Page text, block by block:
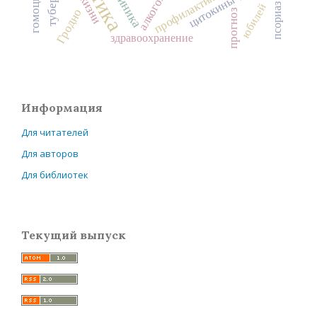
профилактика
алкоголь цитокины
Гродно прогноз
здравоохранение юбилей псориаз
Информация
Для читателей
Для авторов
Для библиотек
Текущий выпуск